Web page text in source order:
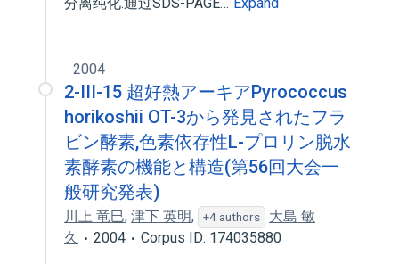
2004
2-III-15 超好熱アーキアPyrococcus
horikoshii OT-3から発見されたフラ
ビン酵素,色素依存性L-プロリン脱水
素酵素の機能と構造(第56回大会一
般研究発表)
川上 竜巳, 津下 英明, +4 authors
大島 敏
久
2004 Corpus ID: 174035880